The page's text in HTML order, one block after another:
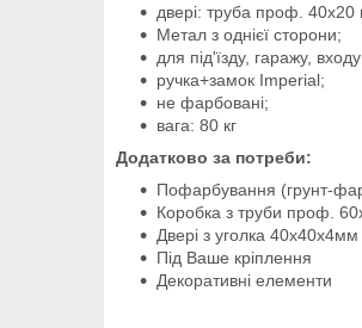
двері: труба проф.
Метал з однієї сторони;
для під'їзду, гаражу,
ручка+замок Imperial;
не фарбовані;
вага: 80 кг
Додатково за потреби:
Пофарбування (грунт-
Коробка з труби проф.
Двері з уголка 40х40х4мм
Під Ваше кріплення
Декоративні елементи